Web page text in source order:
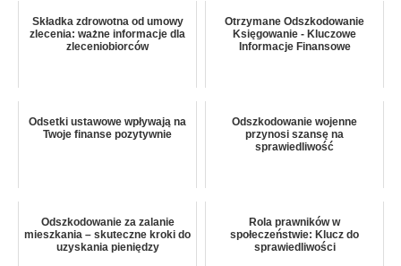
Składka zdrowotna od umowy
zlecenia: ważne informacje dla
zleceniobiorców
Otrzymane Odszkodowanie
Księgowanie - Kluczowe
Informacje Finansowe
Odsetki ustawowe wpływają na
Twoje finanse pozytywnie
Odszkodowanie wojenne
przynosi szansę na
sprawiedliwość
Odszkodowanie za zalanie
mieszkania – skuteczne kroki do
uzyskania pieniędzy
Rola prawników w
społeczeństwie: Klucz do
sprawiedliwości